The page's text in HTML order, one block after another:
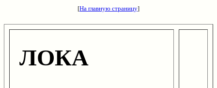
[На главную страницу]
ЛОКА